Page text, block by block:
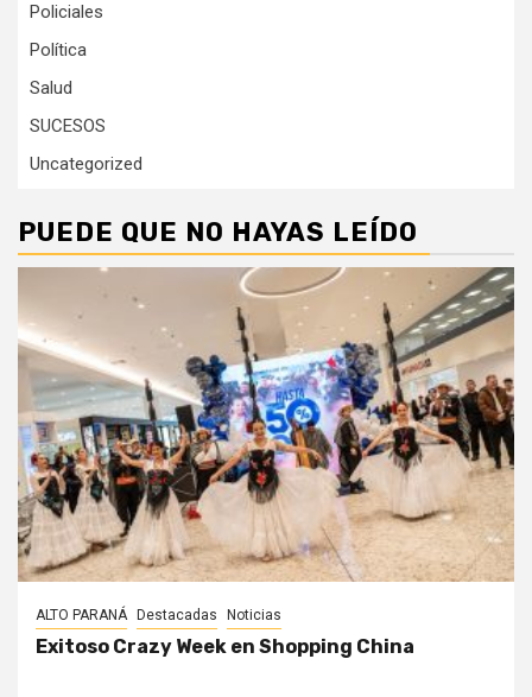
Policiales
Política
Salud
SUCESOS
Uncategorized
PUEDE QUE NO HAYAS LEÍDO
ALTO PARANÁ Destacadas Noticias
Exitoso Crazy Week en Shopping China